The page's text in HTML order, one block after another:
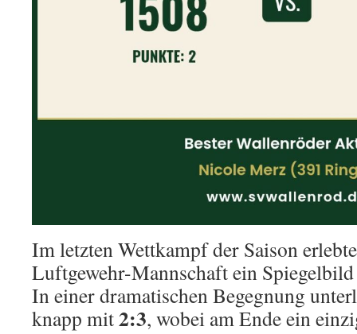
Im letzten Wettkampf der Saison
Luftgewehr-Mannschaft ein Spiegelbild
In einer dramatischen Begegnung
knapp mit2:3, wobei am Ende ein